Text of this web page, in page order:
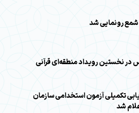
شمع رونمایی شد
تکمیلی آزمون استخدامی سازمان
شد